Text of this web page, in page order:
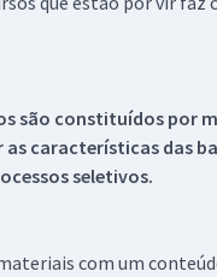
são constituídos por
características das
seletivos.
com um